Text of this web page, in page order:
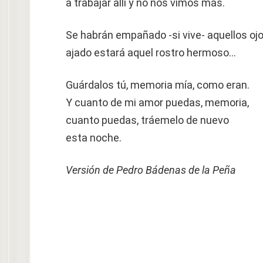
a trabajar allí y no nos vimos más.
Se habrán empañado -si vive- aquellos
ajado estará aquel rostro hermoso…
Guárdalos tú, memoria mía, como eran.
Y cuanto de mi amor puedas, memoria,
cuanto puedas, tráemelo de nuevo
esta noche.
Versión de Pedro Bádenas de la Peña